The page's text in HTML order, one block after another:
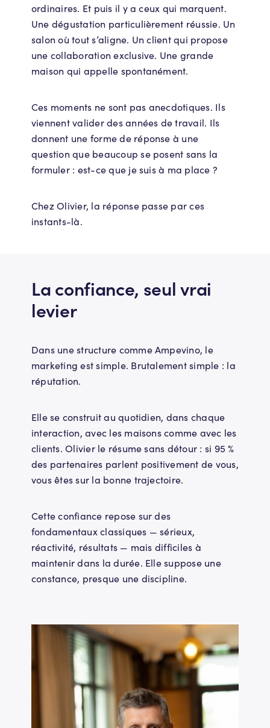
ordinaires. Et puis il y a ceux qui marquent.
Une dégustation particulièrement réussie. Un
salon où tout s’aligne. Un client qui propose
une collaboration exclusive. Une grande
maison qui appelle spontanément.
Ces moments ne sont pas anecdotiques. Ils
viennent valider des années de travail. Ils
donnent une forme de réponse à une
question que beaucoup se posent sans la
formuler : est-ce que je suis à ma place ?
Chez Olivier, la réponse passe par ces
instants-là.
La confiance, seul vrai
levier
Dans une structure comme Ampevino, le
marketing est simple. Brutalement simple : la
réputation.
Elle se construit au quotidien, dans chaque
interaction, avec les maisons comme avec les
clients. Olivier le résume sans détour : si 95 %
des partenaires parlent positivement de vous,
vous êtes sur la bonne trajectoire.
Cette confiance repose sur des
fondamentaux classiques — sérieux,
réactivité, résultats — mais difficiles à
maintenir dans la durée. Elle suppose une
constance, presque une discipline.